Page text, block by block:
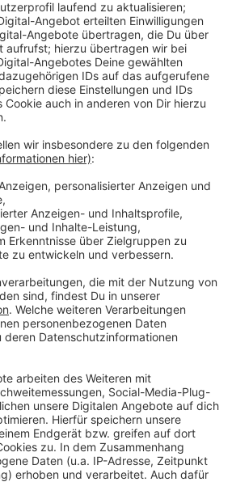
Demonstrationen oder mit
Bekenntnis. Aber wenn das
es zu wenig. Wir müssen schon
an seiner Stelle. Menschen,
kümmern und wir
was haben wir da vielleicht
was können wir besser machen?
Proteste für
wohl im Herbst zeigen: Dann
Thüringen und Sachsen die
Zuletzt lag die AfD in allen drei